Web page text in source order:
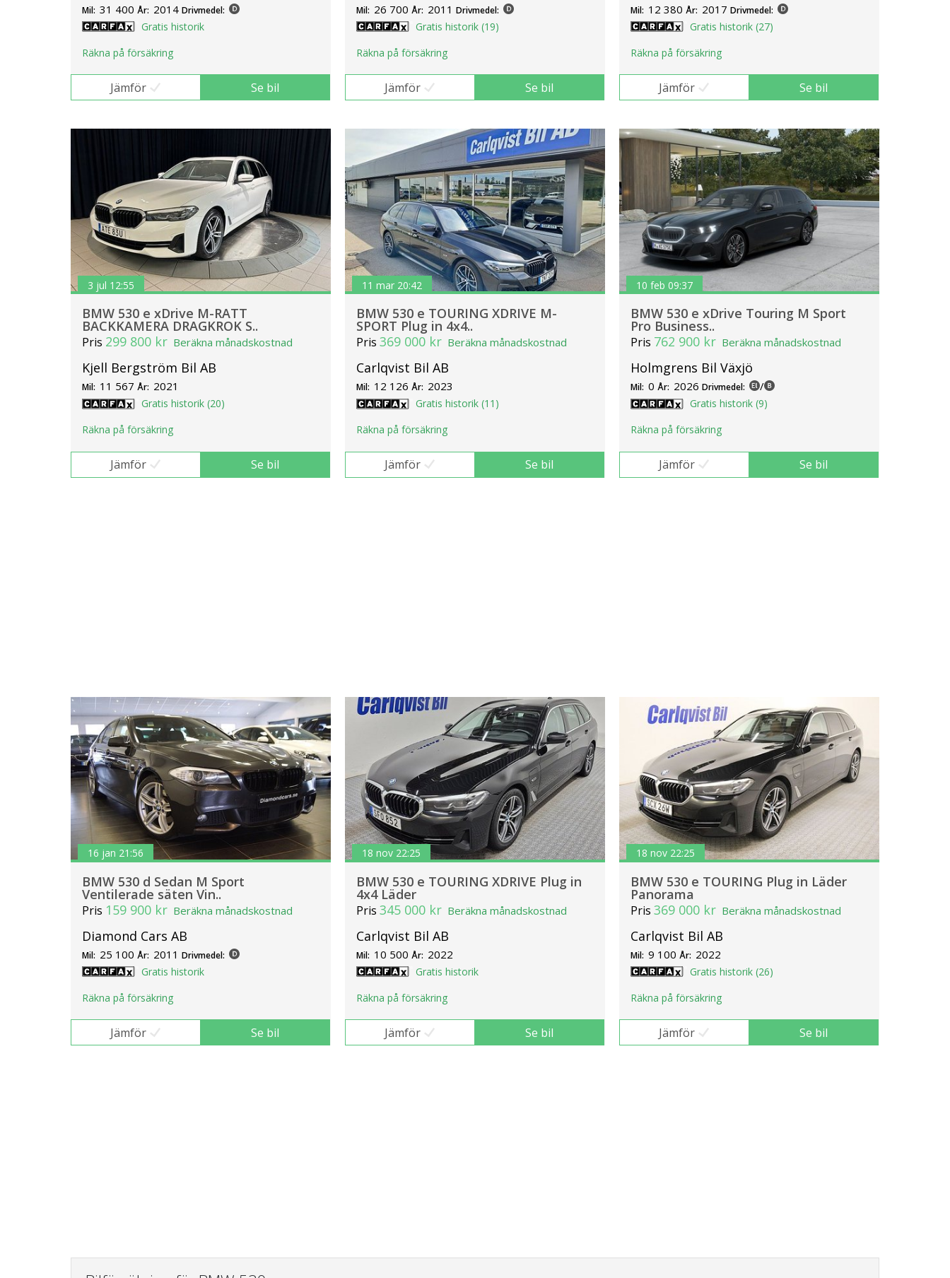
Mil: 31 400 År: 2014 Drivmedel:
Gratis historik
Räkna på försäkring
Jämför Se bil
Mil: 26 700 År: 2011 Drivmedel:
Gratis historik (19)
Räkna på försäkring
Jämför Se bil
Mil: 12 380 År: 2017 Drivmedel:
Gratis historik (27)
Räkna på försäkring
Jämför Se bil
3 jul 12:55
BMW 530 e xDrive M-RATT
BACKKAMERA DRAGKROK S..
Pris 299 800 kr Beräkna månadskostnad
Kjell Bergström Bil AB
Mil: 11 567 År: 2021
Gratis historik (20)
Räkna på försäkring
Jämför Se bil
11 mar 20:42
BMW 530 e TOURING XDRIVE M-
SPORT Plug in 4x4..
Pris 369 000 kr Beräkna månadskostnad
Carlqvist Bil AB
Mil: 12 126 År: 2023
Gratis historik (11)
Räkna på försäkring
Jämför Se bil
10 feb 09:37
BMW 530 e xDrive Touring M Sport
Pro Business..
Pris 762 900 kr Beräkna månadskostnad
Holmgrens Bil Växjö
Mil: 0 År: 2026 Drivmedel: /
Gratis historik (9)
Räkna på försäkring
Jämför Se bil
16 jan 21:56
BMW 530 d Sedan M Sport
Ventilerade säten Vin..
Pris 159 900 kr Beräkna månadskostnad
Diamond Cars AB
Mil: 25 100 År: 2011 Drivmedel:
Gratis historik
Räkna på försäkring
Jämför Se bil
18 nov 22:25
BMW 530 e TOURING XDRIVE Plug in
4x4 Läder
Pris 345 000 kr Beräkna månadskostnad
Carlqvist Bil AB
Mil: 10 500 År: 2022
Gratis historik
Räkna på försäkring
Jämför Se bil
18 nov 22:25
BMW 530 e TOURING Plug in Läder
Panorama
Pris 369 000 kr Beräkna månadskostnad
Carlqvist Bil AB
Mil: 9 100 År: 2022
Gratis historik (26)
Räkna på försäkring
Jämför Se bil